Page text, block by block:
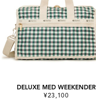
DELUXE MED WEEKENDER
¥23,100